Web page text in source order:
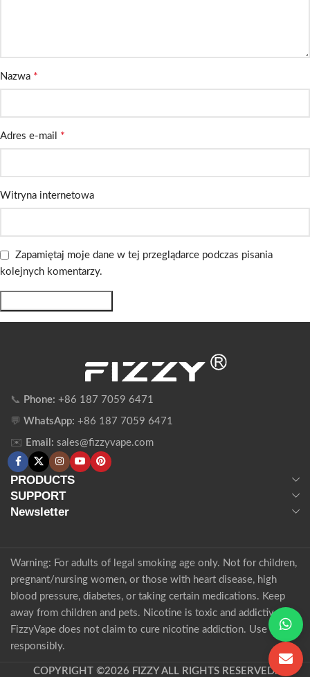
Nazwa *
Adres e-mail *
Witryna internetowa
Zapamiętaj moje dane w tej przeglądarce podczas pisania
kolejnych komentarzy.
📞 Phone: +86 187 7059 6471
💬 WhatsApp: +86 187 7059 6471
✉️ Email: sales@fizzyvape.com
PRODUCTS
SUPPORT
Newsletter
Warning: For adults of legal smoking age only. Not for children,
pregnant/nursing women, or those with heart disease, high
blood pressure, diabetes, or taking certain medications. Keep
away from children and pets. Nicotine is toxic and addictive.
FizzyVape does not claim to cure nicotine addiction. Use
responsibly.
COPYRIGHT ©2026 FIZZY ALL RIGHTS RESERVED.